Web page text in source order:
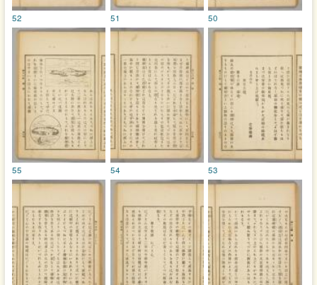
50
51
52
53
54
55